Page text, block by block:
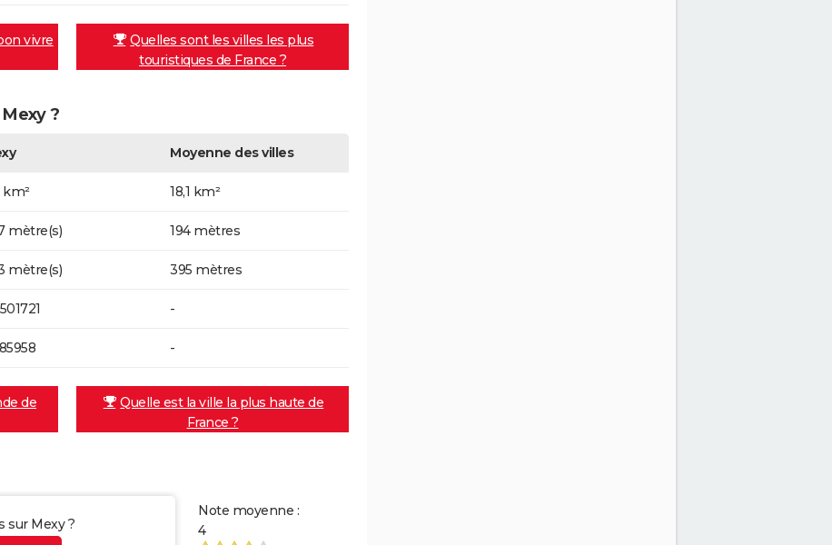
vivre
Quelles sont les villes les plus
touristiques de France ?
?
Moyenne des villes
km² 18,1 km²
mètre(s) 194 mètres
mètre(s) 395 mètres
-
-
de
Quelle est la ville la plus haute de
France ?
sur Mexy ?
Note moyenne :
4